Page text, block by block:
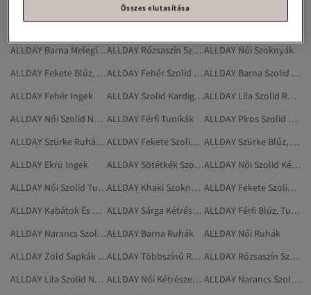
ALLDAY Barna Melegítőszettek
ALLDAY Rózsaszín Szolid Tunikák ALLDAY Női Szoknyák
ALLDAY Fekete Blúz, Tunika És Korszázs
ALLDAY Fehér Szolid Nadrág
ALLDAY Barna Szolid Ruházat
ALLDAY Fehér Ingek
ALLDAY Szolid Kardigánok
ALLDAY Lila Szolid Ruházat
ALLDAY Női Szolid Nadrág ALLDAY Férfi Tunikák
ALLDAY Piros Szolid Nadrág
ALLDAY Szürke Ruházat
ALLDAY Fekete Szolid Kardigánok
ALLDAY Szürke Blúz, Tunika És Korszázs
ALLDAY Ekrü Ingek
ALLDAY Sötétkék Szolid Szoknyák
ALLDAY Női Szolid Kétrészes Szettek
ALLDAY Női Szolid Tunikák
ALLDAY Khaki Szoknyák
ALLDAY Fekete Szolid Ballonkabátok
ALLDAY Kabátok És Dzsekik
ALLDAY Sárga Kétrészes Szettek
ALLDAY Férfi Blúz, Tunika És Korszázs
ALLDAY Narancs Szolid NadrágALLDAY Barna Ruhák
ALLDAY Női Ruhák
ALLDAY Zöld Sapkák És Abaják
ALLDAY Többszínű Ruházat
ALLDAY Rózsaszín Szolid Nadrág
ALLDAY Lila Szolid Nadrág
ALLDAY Női Kétrészes Szettek
ALLDAY Narancs Szolid Kétrészes Szettek
Összes elutasítása